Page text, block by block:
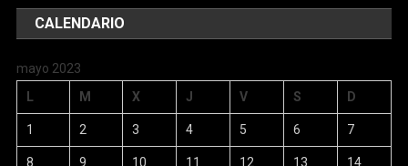
CALENDARIO
mayo 2023
L
M X J V S D
1 2 3 4 5 6 7
8 9 10 11 12 13 14